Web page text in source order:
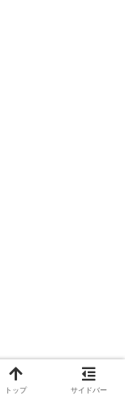
はてブ
トップ サイドバー